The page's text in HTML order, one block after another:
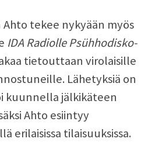
tekee nykyään myös
IDA Radiolle Psühhodisko-
tietouttaan virolaisille
Lähetyksiä on
kuunnella jälkikäteen
Ahto esiintyy
erilaisissa tilaisuuksissa.